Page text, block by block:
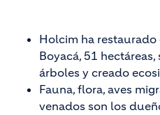
Holcim ha
Boyacá, 51
árboles y creado
Fauna, flora, aves
venados son los